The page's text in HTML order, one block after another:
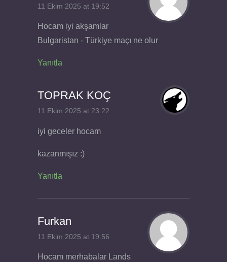
11 Ekim 2025 at 19:52
Hocam iyi akşamlar
Bulgaristan - Türkiye maçı ne olur
Yanıtla
TOPRAK KOÇ
11 Ekim 2025 at 23:22
iyi geceler hocam
kazanmışız :)
Yanıtla
Furkan
11 Ekim 2025 at 19:56
Hocam merhabalar Lands